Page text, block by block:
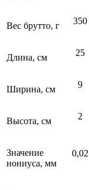
Вес брутто, г 350
Длина, см 25
Ширина, см 9
Высота, см 2
Значение
нониуса, мм
0,02